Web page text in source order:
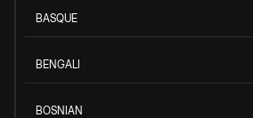
BASQUE
BENGALI
BOSNIAN